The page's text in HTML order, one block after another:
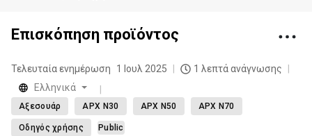
Επισκόπηση προϊόντος
Τελευταία ενημέρωση 1 Ιουλ 2025
1 λεπτά ανάγνωσης
Eλληνικά
Αξεσουάρ APX N30 APX N50 APX N70
Οδηγός χρήσης Public